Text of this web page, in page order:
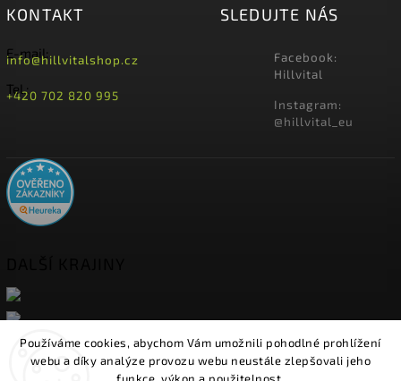
Používáme cookies, abychom Vám umožnili pohodlné prohlížení
webu a díky analýze provozu webu neustále zlepšovali jeho
SLEDUJTE NÁS
Facebook:
Hillvital
Instagram:
@hillvital_eu
KONTAKT
E-mail:
info@hillvitalshop.cz
Tel.:
+420 702 820 995